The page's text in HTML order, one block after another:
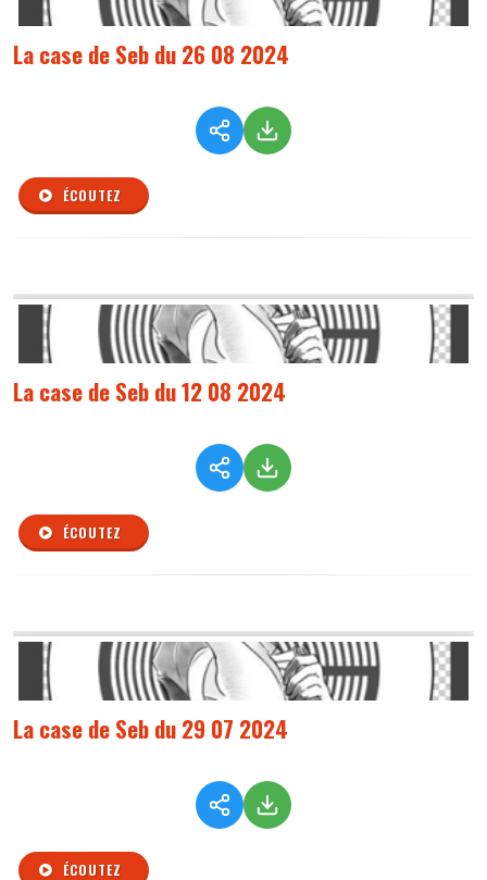
La case de Seb du 26 08 2024
ÉCOUTEZ
La case de Seb du 12 08 2024
ÉCOUTEZ
La case de Seb du 29 07 2024
ÉCOUTEZ